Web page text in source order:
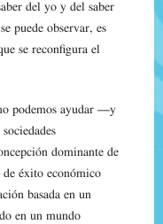
del yo y del saber
puede observar, es
se reconfigura el
podemos ayudar —y
dominante de
éxito económico
basada en un
en un mundo